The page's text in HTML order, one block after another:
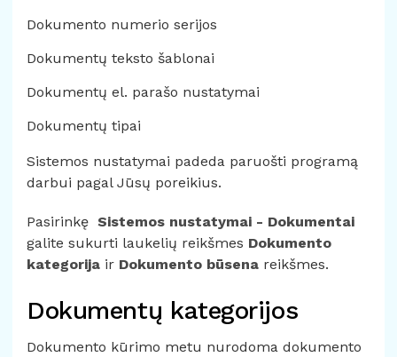
Dokumento numerio serijos
Dokumentų teksto šablonai
Dokumentų el. parašo nustatymai
Dokumentų tipai
Sistemos nustatymai padeda paruošti programą
darbui pagal Jūsų poreikius.
Pasirinkę Sistemos nustatymai - Dokumentai
galite sukurti laukelių reikšmes Dokumento
kategorija ir Dokumento būsena reikšmes.
Dokumentų kategorijos
Dokumento kūrimo metu nurodoma dokumento